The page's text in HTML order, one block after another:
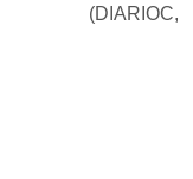
(DIARIOC,